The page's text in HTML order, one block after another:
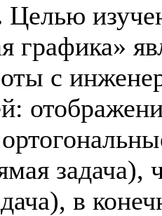
Целью
графика»
с
задача),
в